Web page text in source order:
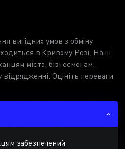
вигідних умов з обміну
в Кривому Розі. Наші
міста, бізнесменам,
Оцініть переваги
забезпечений